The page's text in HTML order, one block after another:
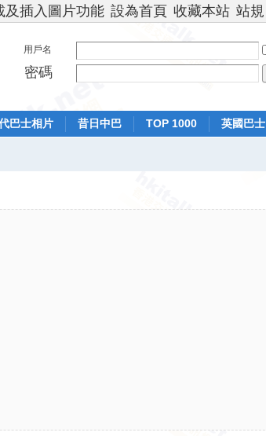
及插入圖片功能 設為首頁 收藏本站 站規
用戶名
密碼
巴士相片 昔日中巴 TOP 1000
英國巴士